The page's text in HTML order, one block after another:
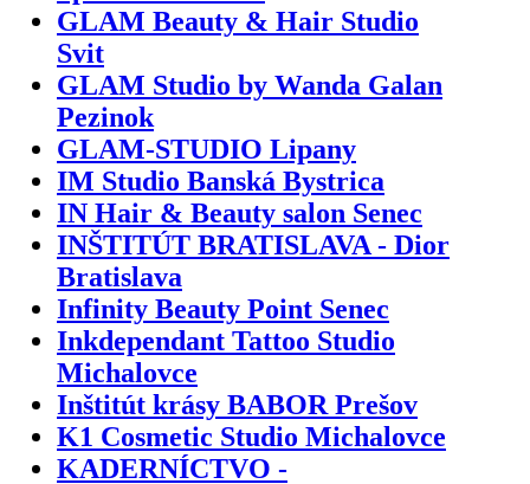
GLAM Beauty & Hair Studio
Svit
GLAM Studio by Wanda Galan
Pezinok
GLAM-STUDIO Lipany
IM Studio Banská Bystrica
IN Hair & Beauty salon Senec
INŠTITÚT BRATISLAVA - Dior
Bratislava
Infinity Beauty Point Senec
Inkdependant Tattoo Studio
Michalovce
Inštitút krásy BABOR Prešov
K1 Cosmetic Studio Michalovce
KADERNÍCTVO -